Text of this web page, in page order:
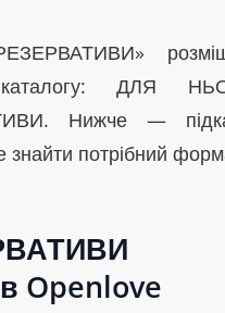
каталогу: ДЛЯ
Нижче —
потрібний
Openlove